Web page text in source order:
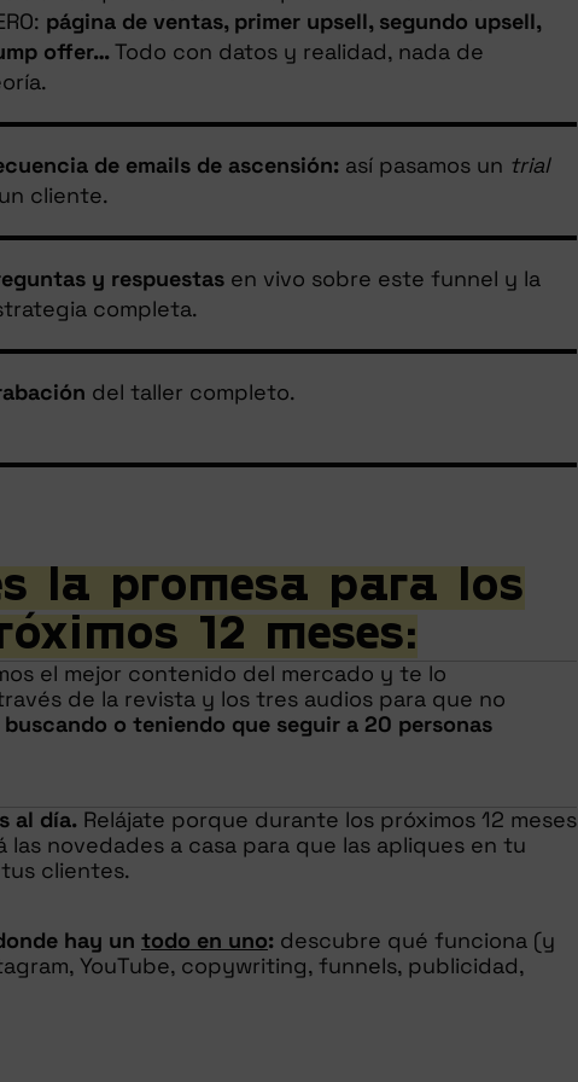
página de ventas, primer upsell, segundo upsell,
offer…Todo con datos y realidad, nada de
de emails de ascensión:así pasamos un trial
cliente.
y respuestas en vivo sobre este funnel y la
completa.
del taller completo.
la promesa para los
12 meses:
el mejor contenido del mercado y te lo
de la revista y los tres audios para que no
o teniendo que seguir a 20 personas
al día. Relájate porque durante los próximos 12 meses
las novedades a casa para que las apliques en tu
clientes.
hay un todo en uno: descubre qué funciona (y
YouTube, copywriting, funnels, publicidad,